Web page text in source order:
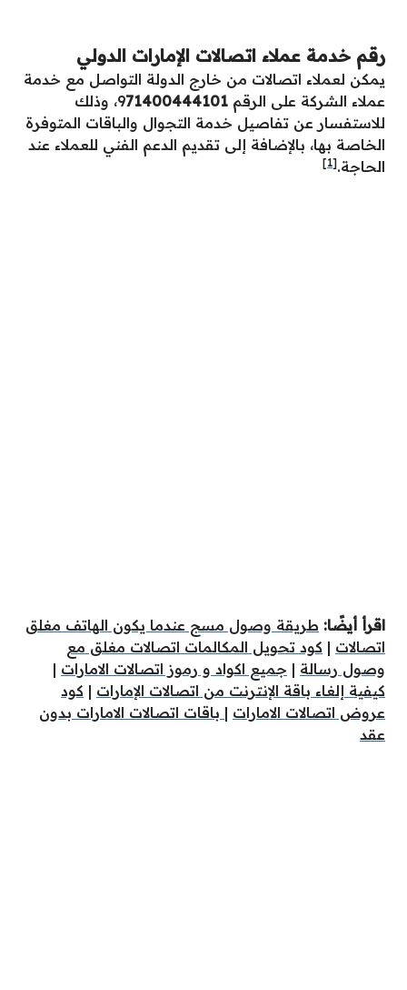
رقم خدمة عملاء اتصالات الإمارات الدولي
يمكن لعملاء اتصالات من خارج الدولة التواصل مع خدمة
عملاء الشركة على الرقم 9 71400444101 ، وذلك
للاستفسار عن تفاصيل خدمة التجوال والباقات المتوفرة
الخاصة بها، بالإضافة إلى تقديم الدعم الفني للعملاء عند
الحاجة.[1]
اقرأ أيضًا: طريقة وصول مسج عندما يكون الهاتف مغلق
اتصالات | كود تحويل المكالمات اتصالات مغلق مع
وصول رسالة | جميع اكواد و رموز اتصالات الامارات |
كيفية إلغاء باقة الإنترنت من اتصالات الإمارات | كود
عروض اتصالات الامارات | باقات اتصالات الامارات بدون
عقد